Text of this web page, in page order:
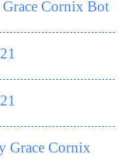
Cornix Bot
Grace Cornix